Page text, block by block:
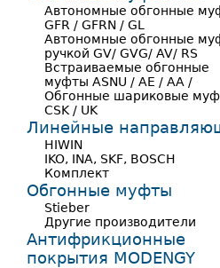
Автономные обгонные
GFR / GFRN / GL
Автономные обгонные
ручкой GV/ GVG/ AV/ RS
Встраиваемые обгонные
муфты ASNU / AE / AA /
Обгонные шариковые
CSK / UK
Линейные
HIWIN
IKO, INA, SKF, BOSCH
Комплект
Обгонные муфты
Stieber
Другие производители
Антифрикционные
покрытия MODENGY